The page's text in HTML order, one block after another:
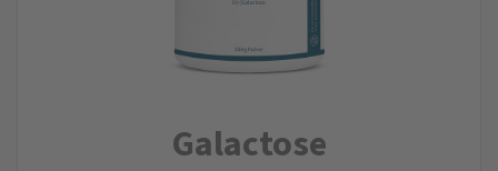
Galactose